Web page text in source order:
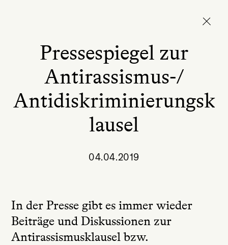
Pressespiegel zur
Antirassismus-/
Antidiskriminierungsk
lausel
04.04.2019
In der Presse gibt es immer wieder
Beiträge und Diskussionen zur
Antirassismusklausel bzw.